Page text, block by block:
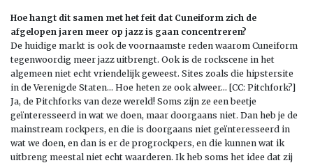
Hoe hangt dit samen met het feit dat Cuneiform zich de
afgelopen jaren meer op jazz is gaan concentreren?
De huidige markt is ook de voornaamste reden waarom Cuneiform
tegenwoordig meer jazz uitbrengt. Ook is de rockscene in het
algemeen niet echt vriendelijk geweest. Sites zoals die hipstersite
in de Verenigde Staten… Hoe heten ze ook alweer… [CC: Pitchfork?]
Ja, de Pitchforks van deze wereld! Soms zijn ze een beetje
geïnteresseerd in wat we doen, maar doorgaans niet. Dan heb je de
mainstream rockpers, en die is doorgaans niet geïnteresseerd in
wat we doen, en dan is er de progrockpers, en die kunnen wat ik
uitbreng meestal niet echt waarderen. Ik heb soms het idee dat zij